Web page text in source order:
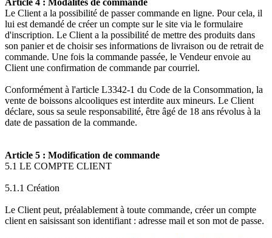
Le Client a la possibilité de passer commande en ligne. Pour cela, il
lui est demandé de créer un compte sur le site via le formulaire
d'inscription. Le Client a la possibilité de mettre des produits dans
son panier et de choisir ses informations de livraison ou de retrait de
commande. Une fois la commande passée, le Vendeur envoie au
Client une confirmation de commande par courriel.
Conformément à l'article L3342-1 du Code de la Consommation, la
vente de boissons alcooliques est interdite aux mineurs. Le Client
déclare, sous sa seule responsabilité, être âgé de 18 ans révolus à la
date de passation de la commande.
Article 5 : Modification de commande
5.1 LE COMPTE CLIENT
5.1.1 Création
Le Client peut, préalablement à toute commande, créer un compte
client en saisissant son identifiant : adresse mail et son mot de passe.